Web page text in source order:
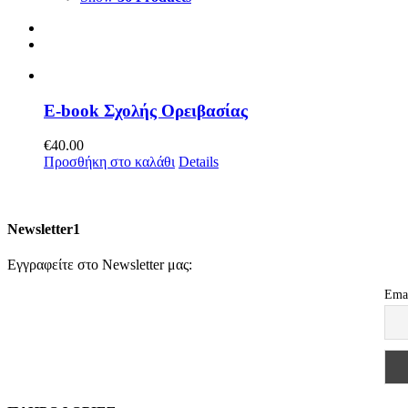
E-book Σχολής Ορειβασίας
€40.00
Προσθήκη στο καλάθι Details
Newsletter1
Εγγραφείτε στο Newsletter μας: